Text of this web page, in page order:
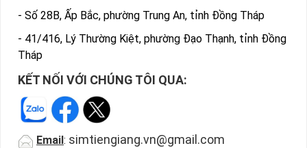
- Số 28B, Ấp Bắc, phường Trung An, tỉnh Đồng Tháp
- 41/416, Lý Thường Kiệt, phường Đạo Thạnh, tỉnh Đồng
Tháp
KẾT NỐI VỚI CHÚNG TÔI QUA:
Email : simtiengiang.vn@gmail.com